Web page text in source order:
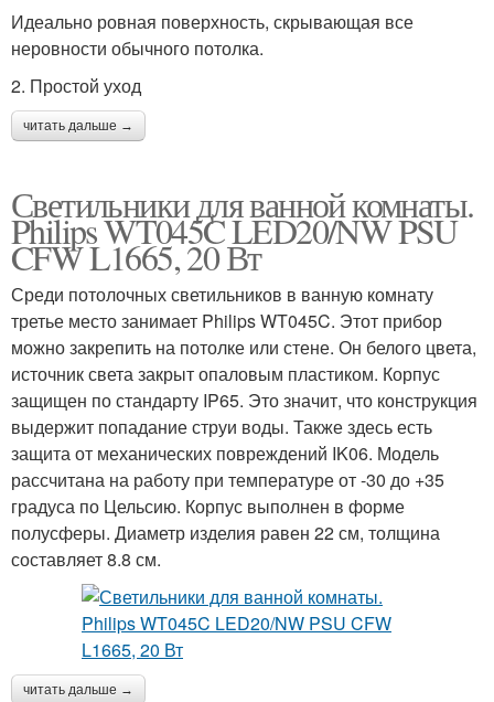
Идеально ровная поверхность, скрывающая все
неровности обычного потолка.
2. Простой уход
читать дальше →
Светильники для ванной комнаты.
Philips WT045C LED20/NW PSU
CFW L1665, 20 Вт
Среди потолочных светильников в ванную комнату
третье место занимает Philips WT045C. Этот прибор
можно закрепить на потолке или стене. Он белого цвета,
источник света закрыт опаловым пластиком. Корпус
защищен по стандарту IP65. Это значит, что конструкция
выдержит попадание струи воды. Также здесь есть
защита от механических повреждений IK06. Модель
рассчитана на работу при температуре от -30 до +35
градуса по Цельсию. Корпус выполнен в форме
полусферы. Диаметр изделия равен 22 см, толщина
составляет 8.8 см.
читать дальше →